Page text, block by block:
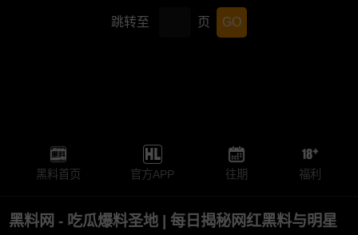
跳转至 页 GO
黑料首页 官方APP 往期 福利
黑料网 - 吃瓜爆料圣地 | 每日揭秘网红黑料与明星